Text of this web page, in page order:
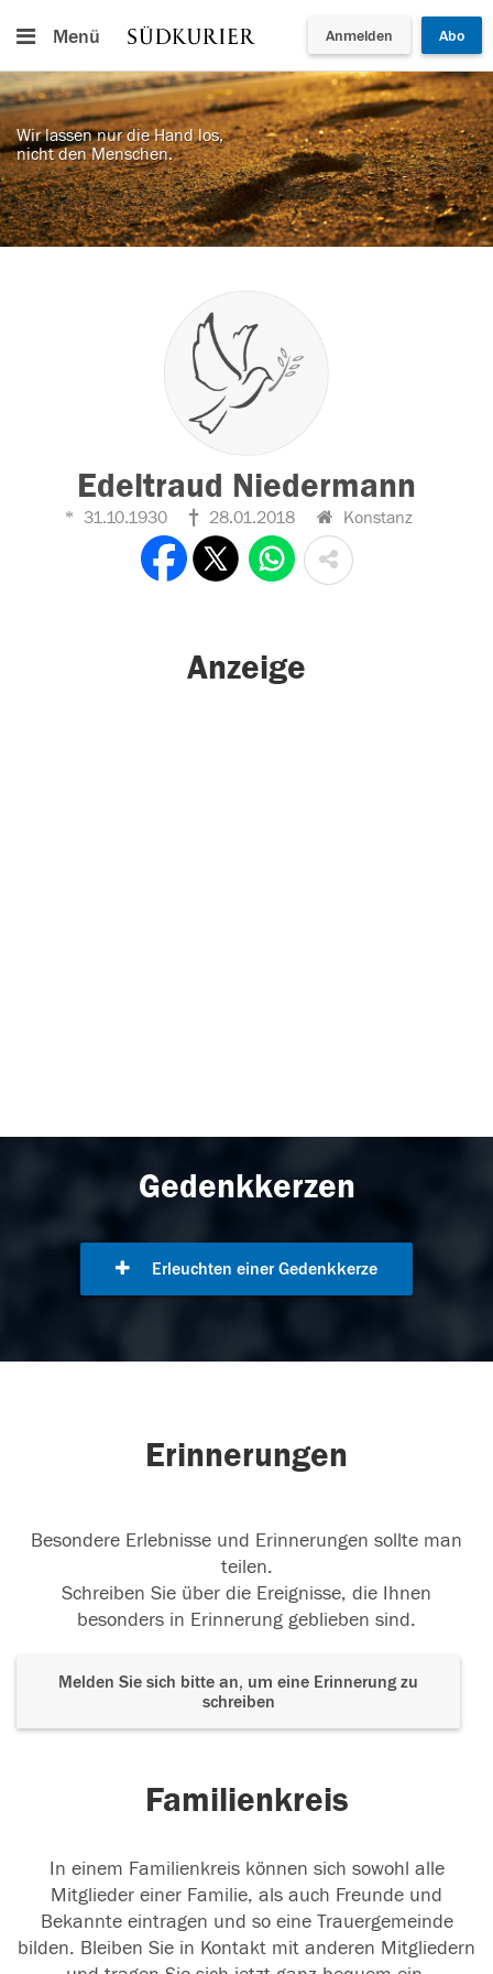
Menü Anmelden Abo
Wir lassen nur die Hand los,
nicht den Menschen.
Edeltraud Niedermann
31.10.1930 28.01.2018 Konstanz
Anzeige
Gedenkkerzen
Erleuchten einer Gedenkkerze
Erinnerungen
Besondere Erlebnisse und Erinnerungen sollte man
teilen.
Schreiben Sie über die Ereignisse, die Ihnen
besonders in Erinnerung geblieben sind.
Melden Sie sich bitte an, um eine Erinnerung zu
schreiben
Familienkreis
In einem Familienkreis können sich sowohl alle
Mitglieder einer Familie, als auch Freunde und
Bekannte eintragen und so eine Trauergemeinde
bilden. Bleiben Sie in Kontakt mit anderen Mitgliedern